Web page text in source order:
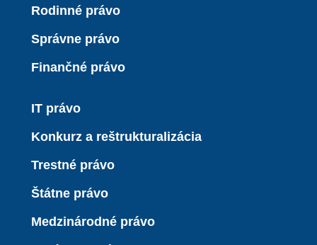
Rodinné právo
Správne právo
Finančné právo
IT právo
Konkurz a reštrukturalizácia
Trestné právo
Štátne právo
Medzinárodné právo